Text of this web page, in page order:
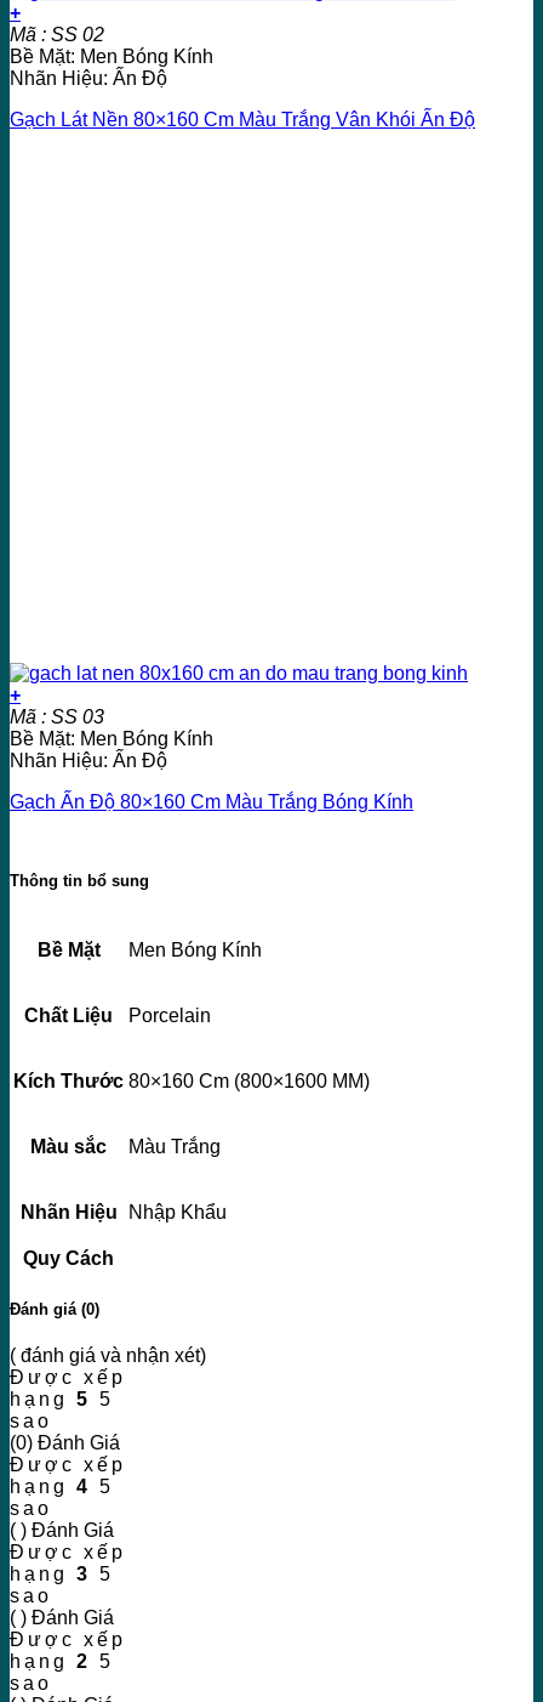
+
Mã : SS 02
Bề Mặt: Men Bóng Kính
Nhãn Hiệu: Ấn Độ
Gạch Lát Nền 80×160 Cm Màu Trắng Vân Khói Ấn Độ
+
Mã : SS 03
Bề Mặt: Men Bóng Kính
Nhãn Hiệu: Ấn Độ
Gạch Ấn Độ 80×160 Cm Màu Trắng Bóng Kính
Thông tin bổ sung
Bề Mặt Men Bóng Kính
Chất Liệu Porcelain
Kích Thước 80×160 Cm (800×1600 MM)
Màu sắc Màu Trắng
Nhãn Hiệu Nhập Khẩu
Quy Cách
Đánh giá (0)
( đánh giá và nhận xét)
Được xếp
hạng 5 5
sao
(0) Đánh Giá
Được xếp
hạng 4 5
sao
( ) Đánh Giá
Được xếp
hạng 3 5
sao
( ) Đánh Giá
Được xếp
hạng 2 5
sao